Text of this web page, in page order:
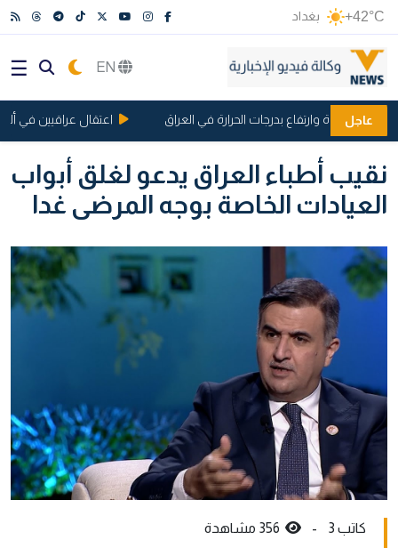
+42°C بغداد
عاجل
صحوة وارتفاع بدرجات الحرارة في العراق اعتقال عراقيين في
نقيب أطباء العراق يدعو لغلق أبواب
العيادات الخاصة بوجه المرضى غدا
كاتب 3 -